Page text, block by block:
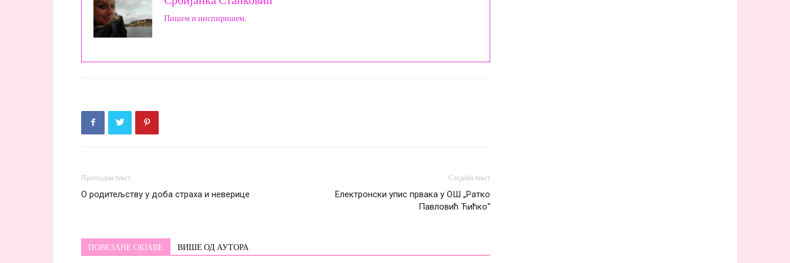
Пишем и инспиришем.
Претходни текст
О родитељству у доба страха и неверице
Следећи текст
Електронски упис првака у ОШ „Ратко
Павловић Ћићко“
ПОВЕЗАНЕ ОБЈАВЕ ВИШЕ ОД АУТОРА